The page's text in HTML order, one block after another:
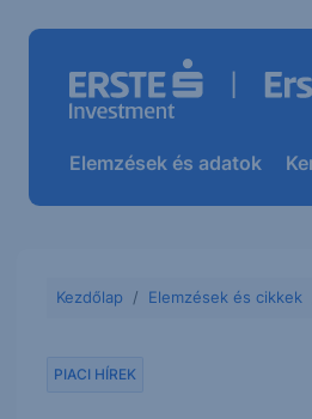
Elemzések és adatok
Kezdőlap Elemzések és cikkek
PIACI HÍREK